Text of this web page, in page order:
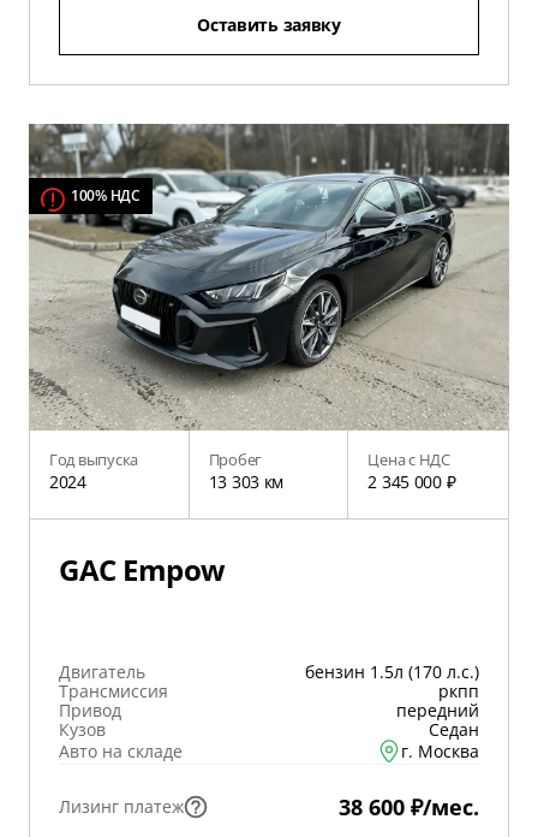
Оставить заявку
100% НДС
Год выпуска
2024
Пробег
13 303 км
Цена с НДС
2 345 000 ₽
GAC Empow
Двигатель
бензин 1.5л (170 л.с.)
Трансмиссия
ркпп
Привод
передний
Кузов
Седан
Авто на складе
г. Москва
Лизинг платеж 38 600 ₽/мес.